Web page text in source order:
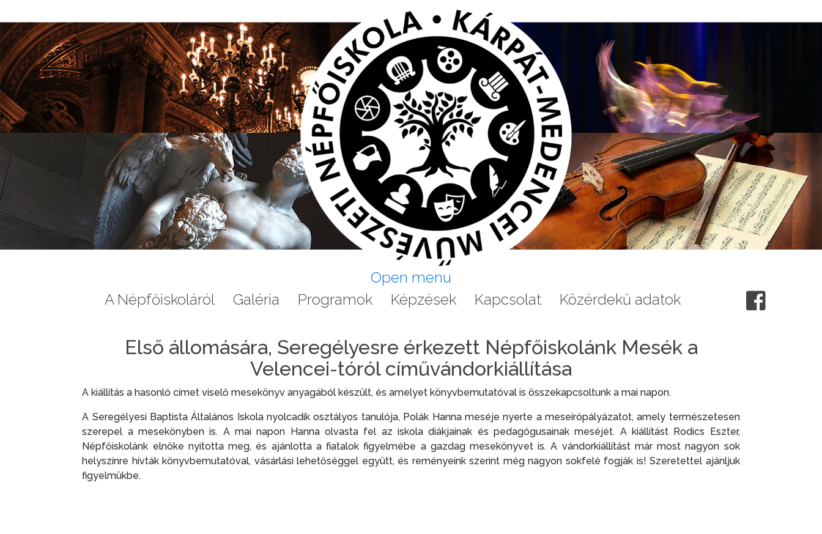
Open menu
A Népfőiskoláról Galéria Programok Képzések Kapcsolat Közérdekű adatok
Első állomására, Seregélyesre érkezett Népfőiskolánk Mesék a
Velencei-tóról cíművándorkiállítása
A kiállítás a hasonló címet viselő mesekönyv anyagából készült, és amelyet könyvbemutatóval is összekapcsoltunk a mai napon.
A Seregélyesi Baptista Általános Iskola nyolcadik osztályos tanulója, Polák Hanna meséje nyerte a meseírópályázatot, amely természetesen
szerepel a mesekönyben is. A mai napon Hanna olvasta fel az iskola diákjainak és pedagógusainak meséjét. A kiállítást Rodics Eszter,
Népfőiskolánk elnöke nyitotta meg, és ajánlotta a fiatalok figyelmébe a gazdag mesekönyvet is. A vándorkiállítást már most nagyon sok
helyszínre hívták könyvbemutatóval, vásárlási lehetőséggel együtt, és reményeink szerint még nagyon sokfelé fogják is! Szeretettel ajánljuk
figyelmükbe.